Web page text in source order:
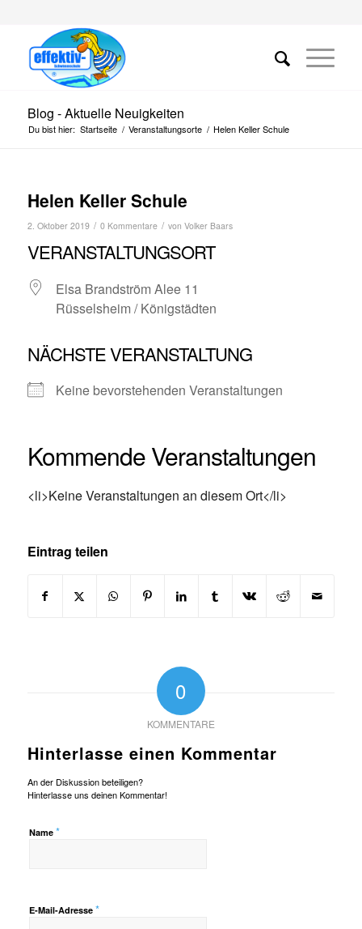
Blog - Aktuelle Neuigkeiten
Du bist hier: Startseite / Veranstaltungsorte / Helen Keller Schule
Helen Keller Schule
2. Oktober 2019 / 0 Kommentare / von Volker Baars
VERANSTALTUNGSORT
Elsa Brandström Alee 11
Rüsselsheim / Königstädten
NÄCHSTE VERANSTALTUNG
Keine bevorstehenden Veranstaltungen
Kommende Veranstaltungen
<li>Keine Veranstaltungen an diesem Ort</li>
Eintrag teilen
0
KOMMENTARE
Hinterlasse einen Kommentar
An der Diskussion beteiligen?
Hinterlasse uns deinen Kommentar!
Name *
E-Mail-Adresse *